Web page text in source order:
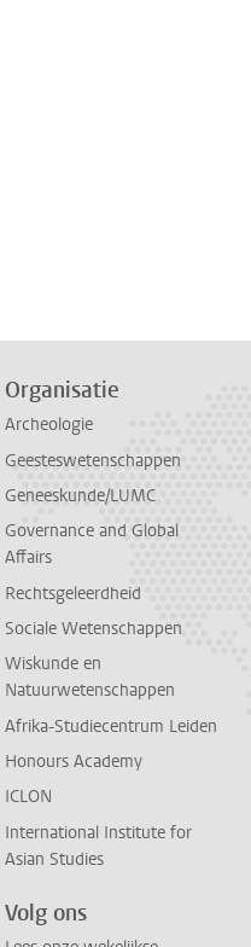
Organisatie
Archeologie
Geesteswetenschappen
Geneeskunde/LUMC
Governance and Global
Affairs
Rechtsgeleerdheid
Sociale Wetenschappen
Wiskunde en
Natuurwetenschappen
Afrika-Studiecentrum Leiden
Honours Academy
ICLON
International Institute for
Asian Studies
Volg ons